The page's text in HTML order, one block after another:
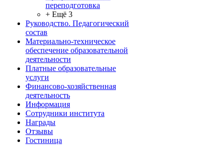
переподготовка
+ Ещё 3
Руководство. Педагогический
состав
Материально-техническое
обеспечение образовательной
деятельности
Платные образовательные
услуги
Финансово-хозяйственная
деятельность
Информация
Сотрудники института
Награды
Отзывы
Гостиница